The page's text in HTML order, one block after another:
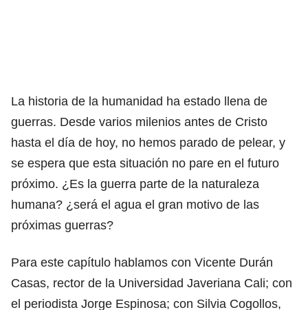
La historia de la humanidad ha estado llena de
guerras. Desde varios milenios antes de Cristo
hasta el día de hoy, no hemos parado de pelear, y
se espera que esta situación no pare en el futuro
próximo. ¿Es la guerra parte de la naturaleza
humana? ¿será el agua el gran motivo de las
próximas guerras?
Para este capítulo hablamos con Vicente Durán
Casas, rector de la Universidad Javeriana Cali; con
el periodista Jorge Espinosa; con Silvia Cogollos,